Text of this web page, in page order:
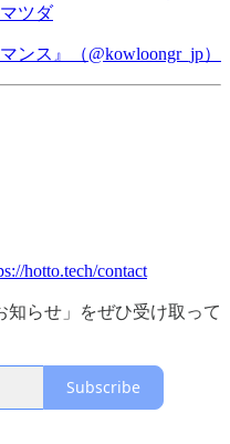
ツダ
ンス』（@kowloongr_jp）
hotto.tech/contact
知らせ」をぜひ受け取って
Subscribe